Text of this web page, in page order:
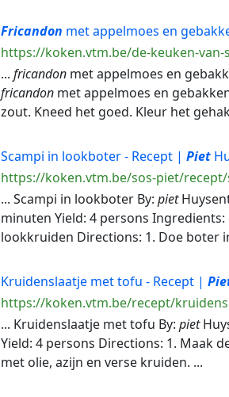
Fricandon met appelmoes en
https://koken.vtm.be/de-keuken-
... fricandonmet appelmoes en
fricandonmet appelmoes en
zout. Kneed het goed. Kleur het
Scampi in lookboter - Recept | Piet
https://koken.vtm.be/sos-piet/
... Scampi in lookboter By: piet
minuten Yield: 4 persons
lookkruiden Directions: 1. Doe boter
Kruidenslaatje met tofu - Recept |
https://koken.vtm.be/recept/
... Kruidenslaatje met tofu By: piet
Yield: 4 persons Directions: 1. Maak
met olie, azijn en verse kruiden. ...